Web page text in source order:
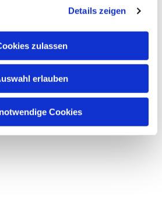
Details zeigen
zulassen
erlauben
Cookies